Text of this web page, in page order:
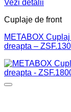
Vezi detalii
Cuplaje de front
METABOX
dreapta –